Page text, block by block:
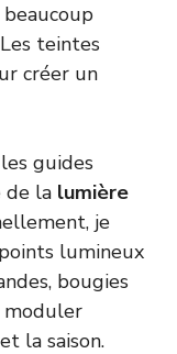
teintes
créer un
guides
de la lumière
je
lumineux
bougies
moduler
la saison.